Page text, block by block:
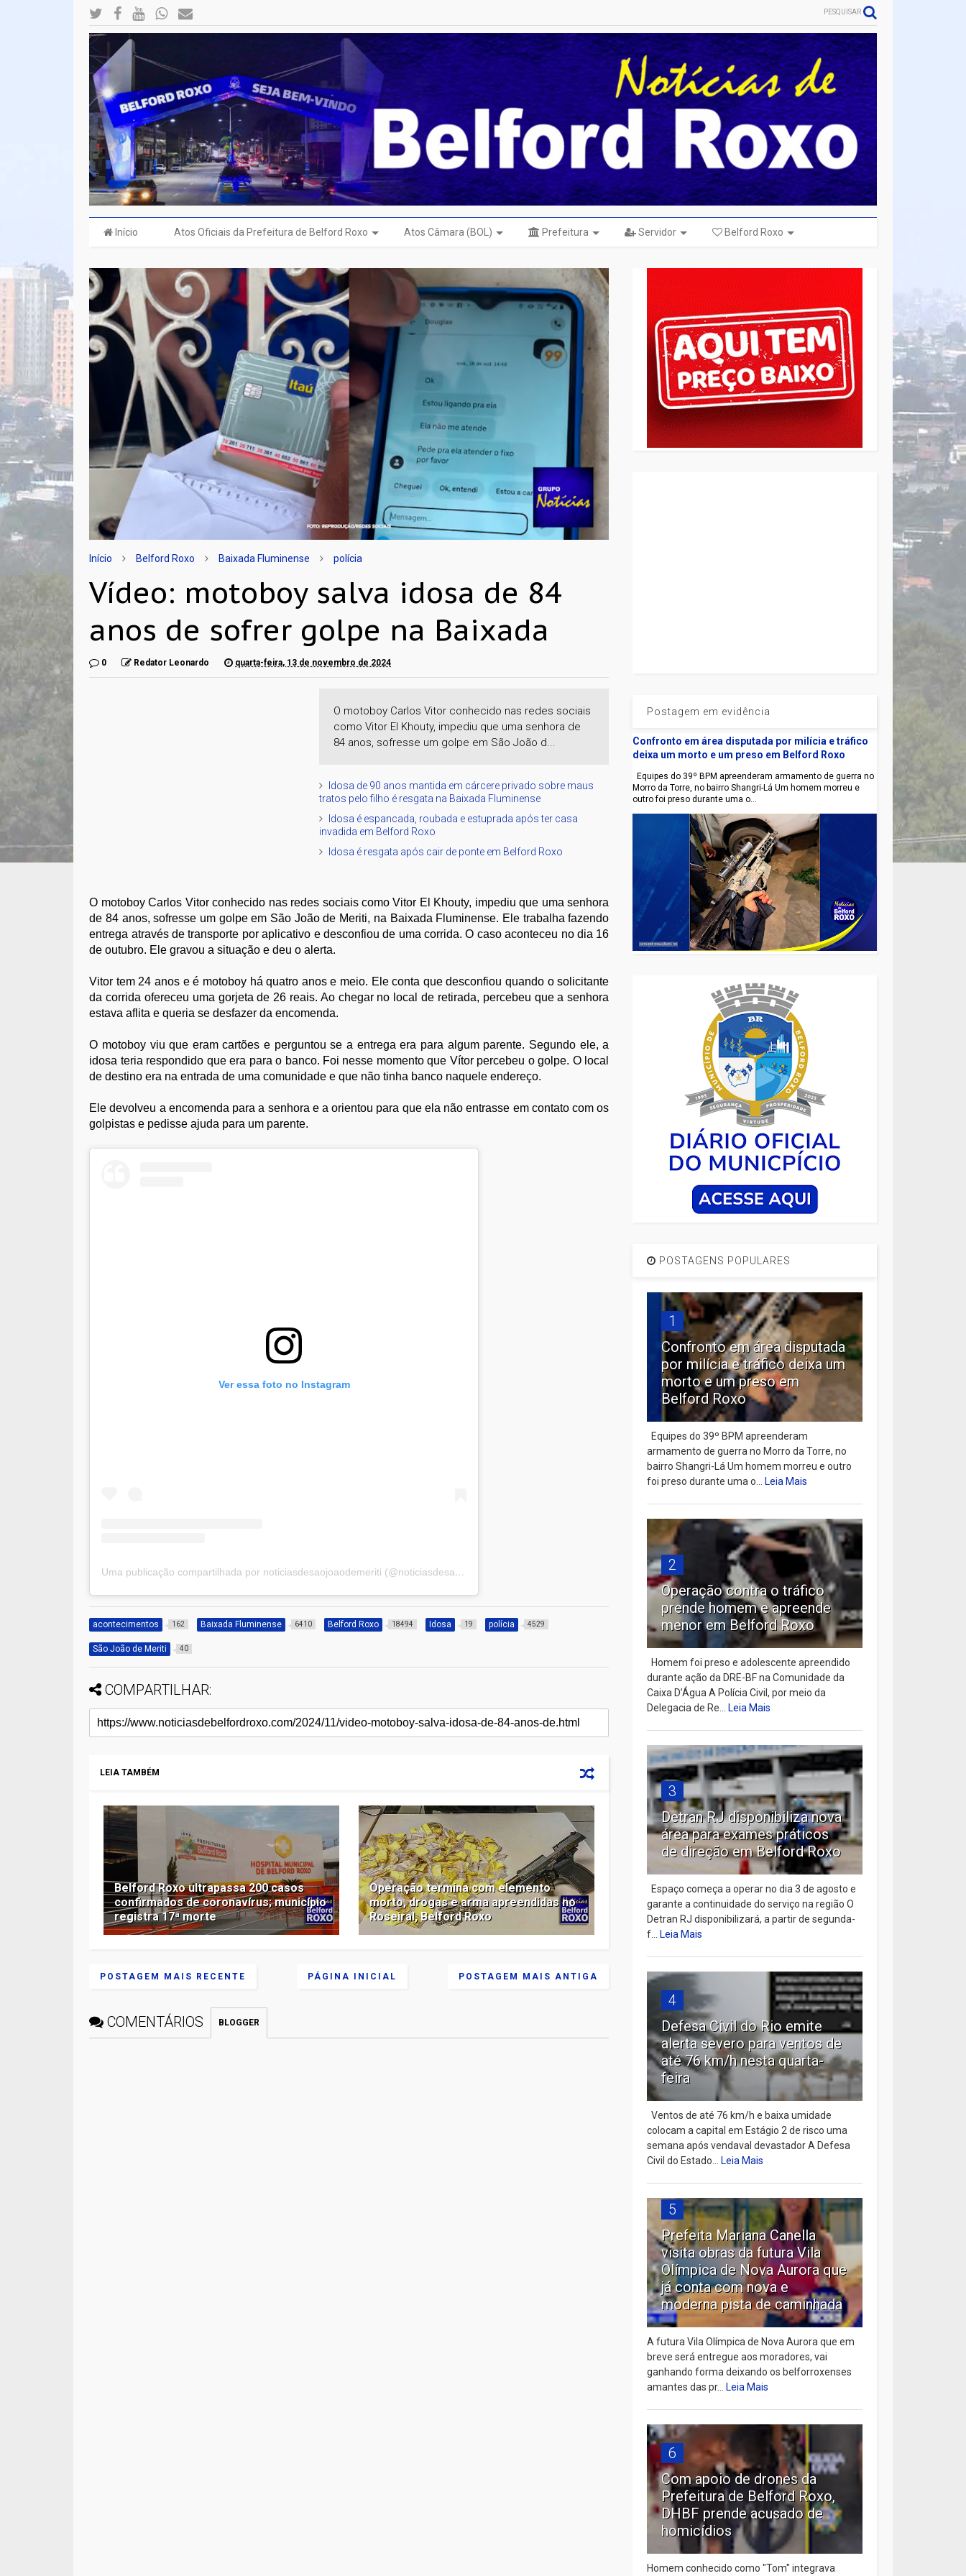
PESQUISAR
Início Atos Oficiais da Prefeitura de Belford Roxo Atos Câmara (BOL) Prefeitura Servidor Belford Roxo
Início Belford Roxo Baixada Fluminense polícia
Vídeo: motoboy salva idosa de 84
anos de sofrer golpe na Baixada
0 Redator Leonardo quarta-feira, 13 de novembro de 2024
O motoboy Carlos Vitor conhecido nas redes sociais
como Vitor El Khouty, impediu que uma senhora de
84 anos, sofresse um golpe em São João d...
Idosa de 90 anos mantida em cárcere privado sobre maus
tratos pelo filho é resgata na Baixada Fluminense
Idosa é espancada, roubada e estuprada após ter casa
invadida em Belford Roxo
Idosa é resgata após cair de ponte em Belford Roxo
O motoboy Carlos Vitor conhecido nas redes sociais como Vitor El Khouty, impediu que uma senhora
de 84 anos, sofresse um golpe em São João de Meriti, na Baixada Fluminense. Ele trabalha fazendo
entrega através de transporte por aplicativo e desconfiou de uma corrida. O caso aconteceu no dia 16
de outubro. Ele gravou a situação e deu o alerta.
Vitor tem 24 anos e é motoboy há quatro anos e meio. Ele conta que desconfiou quando o solicitante
da corrida ofereceu uma gorjeta de 26 reais. Ao chegar no local de retirada, percebeu que a senhora
estava aflita e queria se desfazer da encomenda.
O motoboy viu que eram cartões e perguntou se a entrega era para algum parente. Segundo ele, a
idosa teria respondido que era para o banco. Foi nesse momento que Vítor percebeu o golpe. O local
de destino era na entrada de uma comunidade e que não tinha banco naquele endereço.
Ele devolveu a encomenda para a senhora e a orientou para que ela não entrasse em contato com os
golpistas e pedisse ajuda para um parente.
Ver essa foto no Instagram
Uma publicação compartilhada por noticiasdesaojoaodemeriti (@noticiasdesaojoaodemeriti)
acontecimentos 162 Baixada Fluminense 6410 Belford Roxo 18494 Idosa 19 polícia 4529
São João de Meriti 40
COMPARTILHAR:
LEIA TAMBÉM
Belford Roxo ultrapassa 200 casos
confirmados de coronavírus; município
registra 17ª morte
Operação termina com elemento
morto, drogas e arma apreendidas no
Roseiral, Belford Roxo
POSTAGEM MAIS RECENTE POSTAGEM MAIS ANTIGA
PÁGINA INICIAL
COMENTÁRIOS BLOGGER
Postagem em evidência
Confronto em área disputada por milícia e tráfico
deixa um morto e um preso em Belford Roxo
Equipes do 39º BPM apreenderam armamento de guerra no
Morro da Torre, no bairro Shangri-Lá Um homem morreu e
outro foi preso durante uma o...
POSTAGENS POPULARES
1
Confronto em área disputada
por milícia e tráfico deixa um
morto e um preso em
Belford Roxo
Equipes do 39º BPM apreenderam
armamento de guerra no Morro da Torre, no
bairro Shangri-Lá Um homem morreu e outro
foi preso durante uma o...Leia Mais
2
Operação contra o tráfico
prende homem e apreende
menor em Belford Roxo
Homem foi preso e adolescente apreendido
durante ação da DRE-BF na Comunidade da
Caixa D’Água A Polícia Civil, por meio da
Delegacia de Re...Leia Mais
3
Detran RJ disponibiliza nova
área para exames práticos
de direção em Belford Roxo
Espaço começa a operar no dia 3 de agosto e
garante a continuidade do serviço na região O
Detran RJ disponibilizará, a partir de segunda-
f...Leia Mais
4
Defesa Civil do Rio emite
alerta severo para ventos de
até 76 km/h nesta quarta-
feira
Ventos de até 76 km/h e baixa umidade
colocam a capital em Estágio 2 de risco uma
semana após vendaval devastador A Defesa
Civil do Estado...Leia Mais
5
Prefeita Mariana Canella
visita obras da futura Vila
Olímpica de Nova Aurora que
já conta com nova e
moderna pista de caminhada
A futura Vila Olímpica de Nova Aurora que em
breve será entregue aos moradores, vai
ganhando forma deixando os belforroxenses
amantes das pr...Leia Mais
6
Com apoio de drones da
Prefeitura de Belford Roxo,
DHBF prende acusado de
homicídios
Homem conhecido como "Tom" integrava